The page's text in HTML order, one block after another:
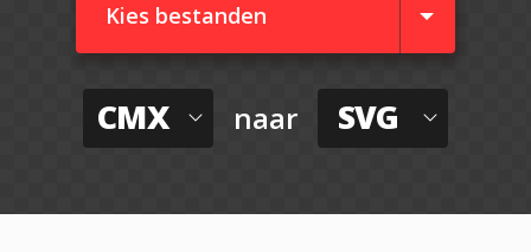
Kies bestanden
CMX naar SVG